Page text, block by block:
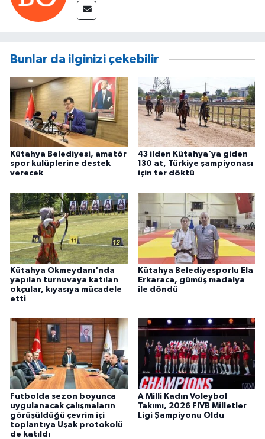
Bunlar da ilginizi çekebilir
Kütahya Belediyesi, amatör
spor kulüplerine destek
verecek
43 ilden Kütahya'ya giden
130 at, Türkiye şampiyonası
için ter döktü
Kütahya Okmeydanı'nda
yapılan turnuvaya katılan
okçular, kıyasıya mücadele
etti
Kütahya Belediyesporlu Ela
Erkaraca, gümüş madalya
ile döndü
Futbolda sezon boyunca
uygulanacak çalışmaların
görüşüldüğü çevrim içi
toplantıya Uşak protokolü
de katıldı
A Milli Kadın Voleybol
Takımı, 2026 FIVB Milletler
Ligi Şampiyonu Oldu